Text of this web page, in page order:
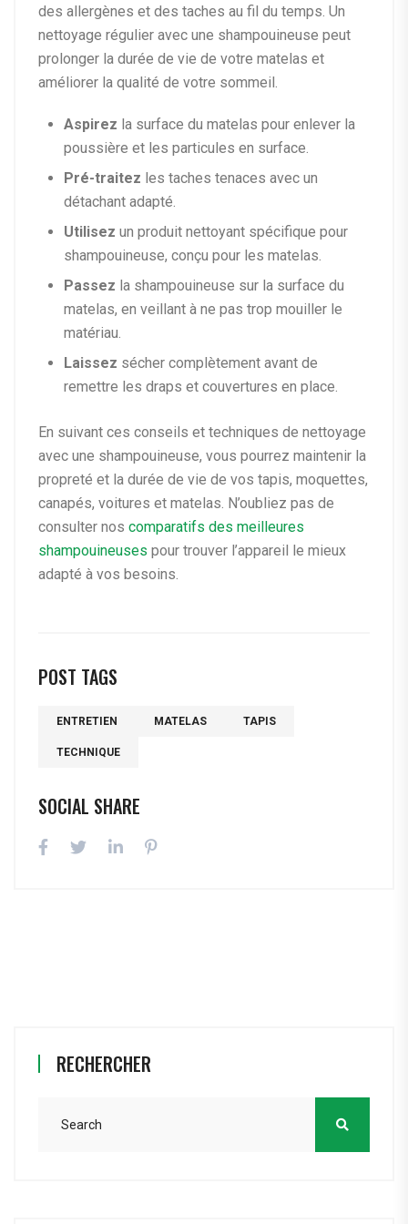
des allergènes et des taches au fil du temps. Un
nettoyage régulier avec une shampouineuse peut
prolonger la durée de vie de votre matelas et
améliorer la qualité de votre sommeil.
Aspirez la surface du matelas pour enlever la
poussière et les particules en surface.
Pré-traitez les taches tenaces avec un
détachant adapté.
Utilisez un produit nettoyant spécifique pour
shampouineuse, conçu pour les matelas.
Passez la shampouineuse sur la surface du
matelas, en veillant à ne pas trop mouiller le
matériau.
Laissez sécher complètement avant de
remettre les draps et couvertures en place.
En suivant ces conseils et techniques de nettoyage
avec une shampouineuse, vous pourrez maintenir la
propreté et la durée de vie de vos tapis, moquettes,
canapés, voitures et matelas. N’oubliez pas de
consulter nos comparatifs des meilleures
shampouineuses pour trouver l’appareil le mieux
adapté à vos besoins.
POST TAGS
ENTRETIEN MATELAS TAPIS
TECHNIQUE
SOCIAL SHARE
RECHERCHER